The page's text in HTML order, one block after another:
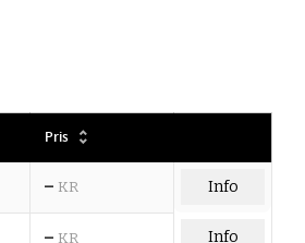
Pris
– KR Info
– KR Info